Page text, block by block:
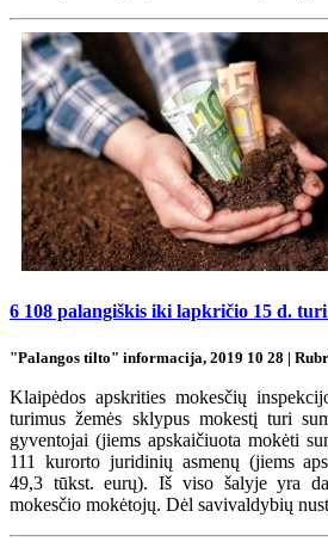
6 108 palangiškis iki lapkričio 15 d. turi
"Palangos tilto" informacija, 2019 10 28 |
Klaipėdos apskrities mokesčių
turimus žemės sklypus mokestį turi
gyventojai (jiems apskaičiuota mokėti
111 kurorto juridinių asmenų (jiems
49,3 tūkst. eurų). Iš viso šalyje yra
mokesčio mokėtojų. Dėl savivaldybių